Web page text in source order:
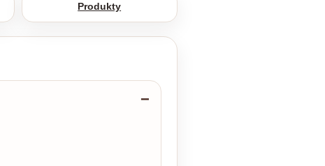
Produkty